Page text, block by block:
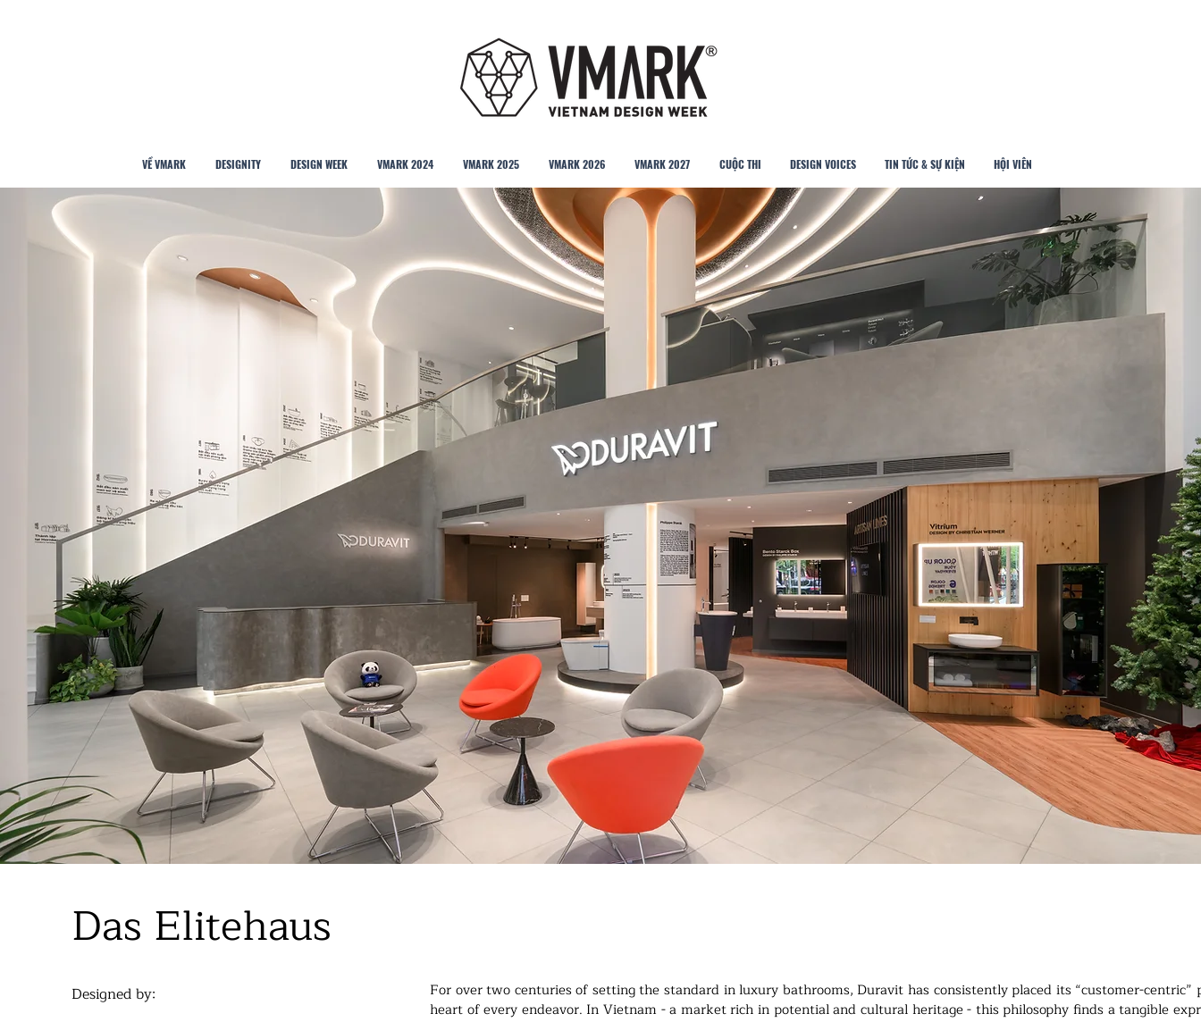
VỀ VMARK DESIGNITY DESIGN WEEK VMARK 2024 VMARK 2025 VMARK 2026 VMARK 2027 CUỘC THI DESIGN VOICES TIN TỨC & SỰ KIỆN HỘI VIÊN
Das Elitehaus
Designed by:
For over two centuries of setting the standard in luxury bathrooms, Duravit has consistently placed its “customer-centric”
heart of every endeavor. In Vietnam - a market rich in potential and cultural heritage - this philosophy finds a tangible